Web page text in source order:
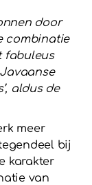
door
combinatie
fabuleus
aldus de
meer
bij
karakter
van